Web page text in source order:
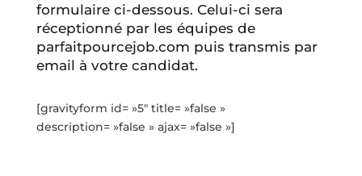
formulaire ci-dessous. Celui-ci sera
réceptionné par les équipes de
parfaitpourcejob.com puis transmis par
email à votre candidat.
[gravityform id= »5″ title= »false »
description= »false » ajax= »false »]